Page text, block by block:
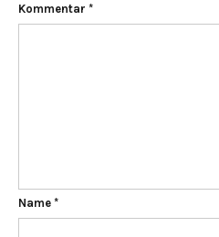
Kommentar *
Name *